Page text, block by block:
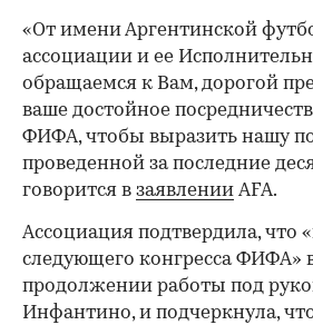
«От имени Аргентинской
ассоциации и ее
обращаемся к Вам, дорогой
ваше достойное
ФИФА, чтобы выразить нашу
проведенной за последние
говорится в заявлении AFA.
Ассоциация подтвердила, что
следующего конгресса ФИФА»
продолжении работы под
Инфантино, и подчеркнула,